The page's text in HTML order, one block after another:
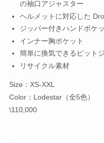
の袖口アジャスター
ヘルメットに対応した
ジッパー付きハンドポケ
インナー胸ポケット
簡単に換気できるピット
リサイクル素材
Size：XS-XXL
Color：Lodestar（全5色）
\110,000